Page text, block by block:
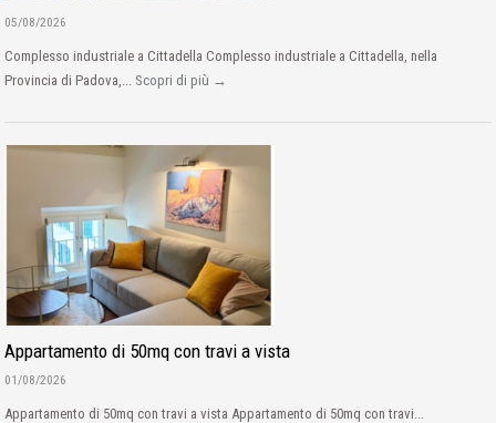
05/08/2026
Complesso industriale a Cittadella Complesso industriale a Cittadella, nella
Provincia di Padova,... Scopri di più →
Appartamento di 50mq con travi a vista
01/08/2026
Appartamento di 50mq con travi a vista Appartamento di 50mq con travi...